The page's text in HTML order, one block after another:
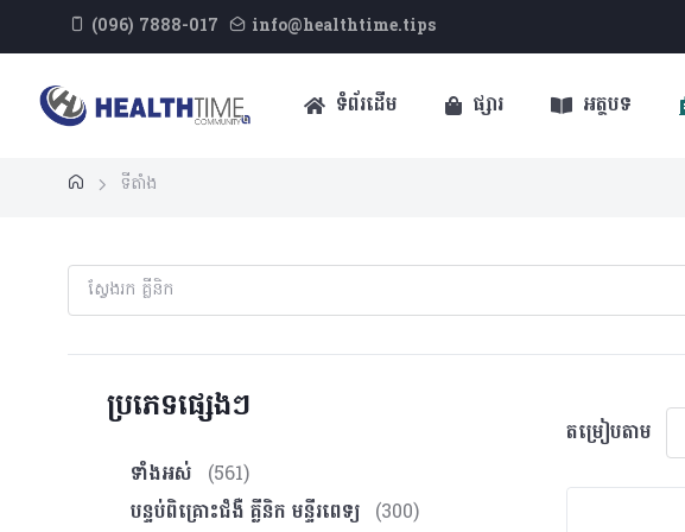
(096) 7888-017 info@healthtime.tips
ទំព័រដើម ផ្សារ អត្ថបទ
ទីតាំង
ប្រភេទផ្សេងៗ
ទាំងអស់
(561)
បន្ទប់ពិគ្រោះ​ជំងឺ គ្លីនិក មន្ទីរពេទ្យ (300)
តម្រៀបតាម